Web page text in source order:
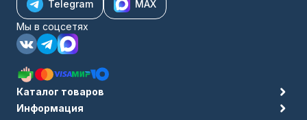
Telegram
MAX
Мы в соцсетях
Каталог товаров
Информация